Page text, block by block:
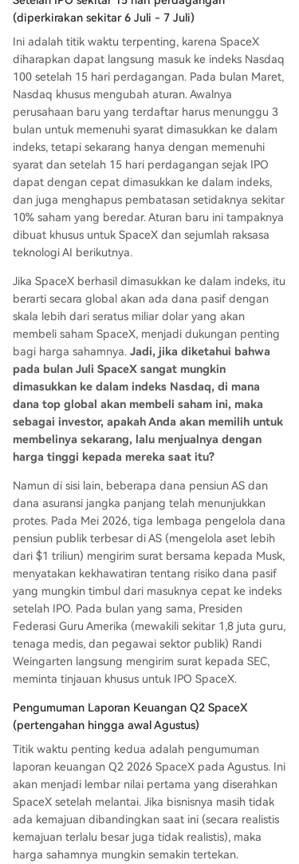
(diperkirakan sekitar 6 Juli - 7 Juli)
Ini adalah titik waktu terpenting, karena SpaceX
diharapkan dapat langsung masuk ke indeks Nasdaq
100 setelah 15 hari perdagangan. Pada bulan Maret,
Nasdaq khusus mengubah aturan. Awalnya
perusahaan baru yang terdaftar harus menunggu 3
bulan untuk memenuhi syarat dimasukkan ke dalam
indeks, tetapi sekarang hanya dengan memenuhi
syarat dan setelah 15 hari perdagangan sejak IPO
dapat dengan cepat dimasukkan ke dalam indeks,
dan juga menghapus pembatasan setidaknya sekitar
10% saham yang beredar. Aturan baru ini tampaknya
dibuat khusus untuk SpaceX dan sejumlah raksasa
teknologi AI berikutnya.
Jika SpaceX berhasil dimasukkan ke dalam indeks, itu
berarti secara global akan ada dana pasif dengan
skala lebih dari seratus miliar dolar yang akan
membeli saham SpaceX, menjadi dukungan penting
bagi harga sahamnya. Jadi, jika diketahui bahwa
pada bulan Juli SpaceX sangat mungkin
dimasukkan ke dalam indeks Nasdaq, di mana
dana top global akan membeli saham ini, maka
sebagai investor, apakah Anda akan memilih untuk
membelinya sekarang, lalu menjualnya dengan
harga tinggi kepada mereka saat itu?
Namun di sisi lain, beberapa dana pensiun AS dan
dana asuransi jangka panjang telah menunjukkan
protes. Pada Mei 2026, tiga lembaga pengelola dana
pensiun publik terbesar di AS (mengelola aset lebih
dari $1 triliun) mengirim surat bersama kepada Musk,
menyatakan kekhawatiran tentang risiko dana pasif
yang mungkin timbul dari masuknya cepat ke indeks
setelah IPO. Pada bulan yang sama, Presiden
Federasi Guru Amerika (mewakili sekitar 1,8 juta guru,
tenaga medis, dan pegawai sektor publik) Randi
Weingarten langsung mengirim surat kepada SEC,
meminta tinjauan khusus untuk IPO SpaceX.
Pengumuman Laporan Keuangan Q2 SpaceX
(pertengahan hingga awal Agustus)
Titik waktu penting kedua adalah pengumuman
laporan keuangan Q2 2026 SpaceX pada Agustus. Ini
akan menjadi lembar nilai pertama yang diserahkan
SpaceX setelah melantai. Jika bisnisnya masih tidak
ada kemajuan dibandingkan saat ini (secara realistis
kemajuan terlalu besar juga tidak realistis), maka
harga sahamnya mungkin semakin tertekan.